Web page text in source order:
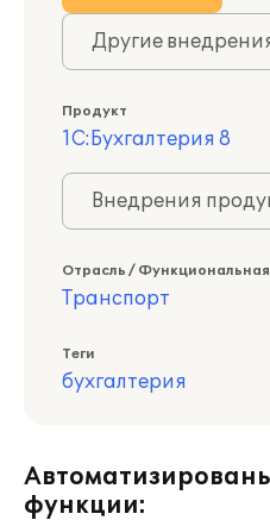
Другие
Продукт
1С:Бухгалтерия 8
Внедрения
Отрасль /
Транспорт
Теги
бухгалтерия
функции: